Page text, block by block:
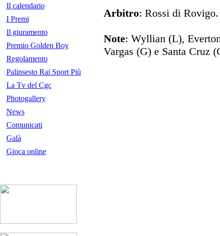
Il calendario
I Premi
Il giuramento
Premio Golden Boy
Regolamento
Palinsesto Rai Sport Più
La Tv del Cgc
Photogallery
News
Comunicati
Galà
Gioca online
Arbitro: Rossi di Rovigo.
Note: Wyllian (L),
Vargas (G) e Santa Cruz